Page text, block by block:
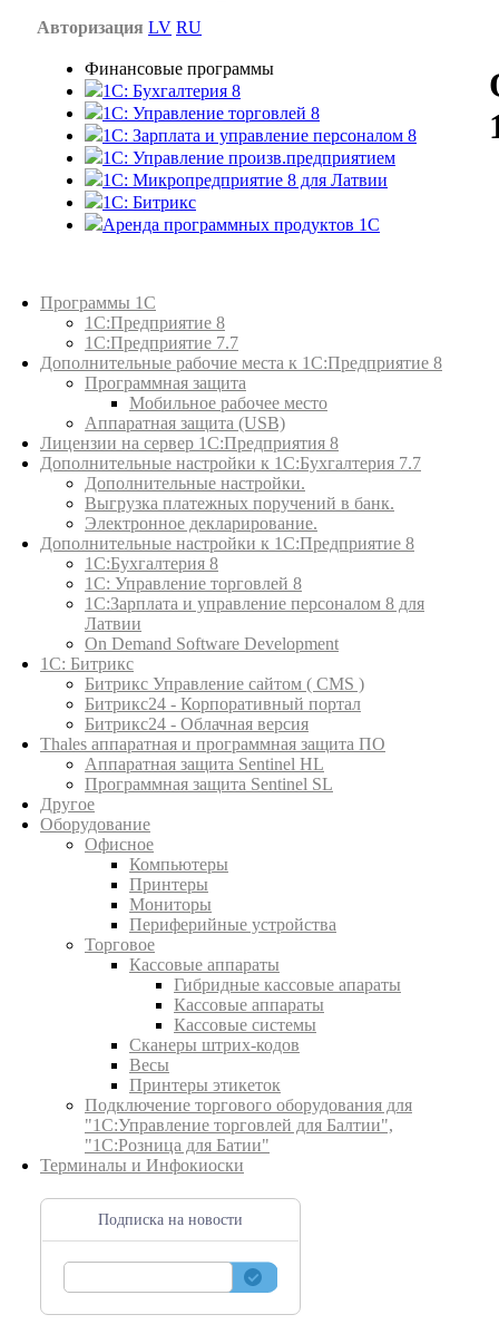
Авторизация LV RU
Финансовые программы
1С: Бухгалтерия 8
1C: Управление торговлей 8
1C: Зарплата и управление персоналом 8
1C: Управление произв.предприятием
1С: Микропредприятие 8 для Латвии
1C: Битрикс
Аренда программных продуктов 1С
Программы 1С
1С:Предприятие 8
1С:Предприятие 7.7
Дополнительные рабочие места к 1С:Предприятие 8
Программная защита
Мобильное рабочее место
Аппаратная защита (USB)
Лицензии на сервер 1С:Предприятия 8
Дополнительные настройки к 1С:Бухгалтерия 7.7
Дополнительные настройки.
Выгрузка платежных поручений в банк.
Электронное декларирование.
Дополнительные настройки к 1С:Предприятие 8
1С:Бухгалтерия 8
1C: Управление торговлей 8
1С:Зарплата и управление персоналом 8 для
Латвии
On Demand Software Development
1С: Битрикс
Битрикс Управление сайтом ( CMS )
Битрикс24 - Корпоративный портал
Битрикс24 - Облачная версия
Thales аппаратная и программная защита ПО
Аппаратная защита Sentinel HL
Программная защита Sentinel SL
Другое
Оборудование
Офисное
Компьютеры
Принтеры
Мониторы
Периферийные устройства
Торговое
Кассовые аппараты
Гибридные кассовые апараты
Кассовые аппараты
Кассовые системы
Сканеры штрих-кодов
Весы
Принтеры этикеток
Подключение торгового оборудования для
"1С:Управление торговлей для Балтии",
"1С:Розница для Батии"
Терминалы и Инфокиоски
Подписка на новости